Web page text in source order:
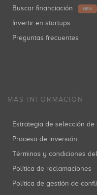
Buscar financiación NEW
Invertir en startups
Preguntas frecuentes
MÁS INFORMACIÓN
Estrategia de selección de
Proceso de inversión
Términos y condiciones
Política de reclamaciones
Política de gestión de